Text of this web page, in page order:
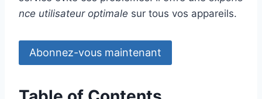
nce utilisateur optimale sur tous vos appareils.
Abonnez-vous maintenant